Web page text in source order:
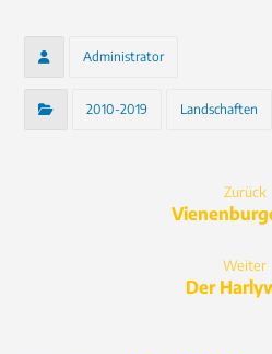
Administrator
2010-2019 Landschaften
Zurück
Weiter
Der